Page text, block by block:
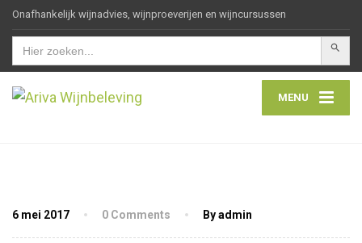
Onafhankelijk wijnadvies, wijnproeverijen en wijncursussen
Zoek
naar:
MENU
6 mei 2017 0 Comments By admin